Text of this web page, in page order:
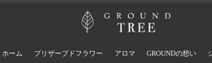
ホーム プリザーブドフラワー アロマ GROUNDの想い